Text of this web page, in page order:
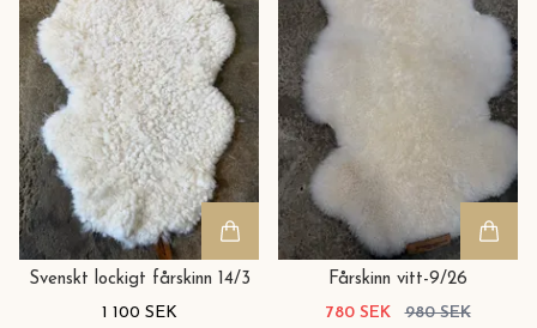
Svenskt lockigt fårskinn 14/3
1 100 SEK
Fårskinn vitt-9/26
780 SEK
980 SEK